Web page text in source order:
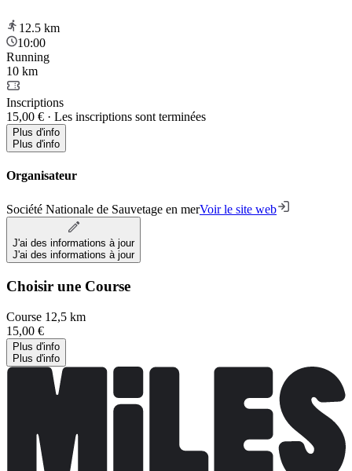
12.5 km
10:00
Running
10 km
Inscriptions
15,00 € · Les inscriptions sont terminées
Plus d'info
Plus d'info
Organisateur
Société Nationale de Sauvetage en merVoir le site web
J'ai des informations à jour
J'ai des informations à jour
Choisir une Course
Course 12,5 km
15,00 €
Plus d'info
Plus d'info